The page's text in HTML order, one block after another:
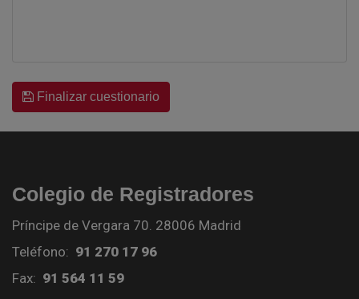
Finalizar cuestionario
Colegio de Registradores
Príncipe de Vergara 70. 28006 Madrid
Teléfono: 91 270 17 96
Fax: 91 564 11 59